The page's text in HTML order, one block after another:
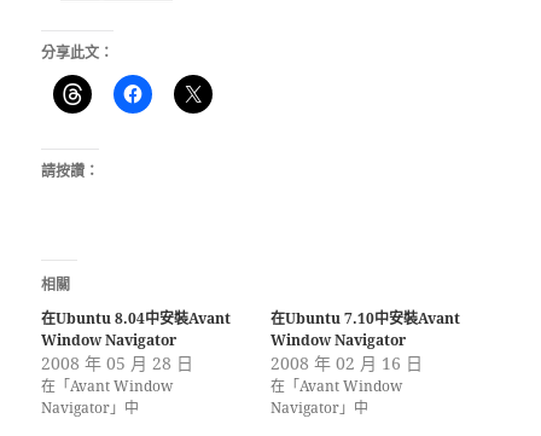
分享此文：
請按讚：
相關
在Ubuntu 8.04中安裝Avant
Window Navigator
2008 年 05 月 28 日
在「Avant Window
Navigator」中
在Ubuntu 7.10中安裝Avant
Window Navigator
2008 年 02 月 16 日
在「Avant Window
Navigator」中